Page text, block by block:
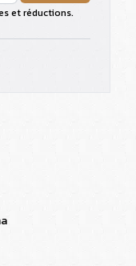
et réductions.